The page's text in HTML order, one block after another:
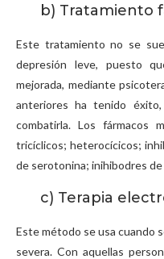
b) Tratamiento
Este tratamiento no se
depresión leve, puesto
mejorada, mediante
anteriores ha tenido
combatirla. Los fármacos
tricíclicos; heterocícicos;
de serotonina; inihibodres
c) Terapia
Este método se usa cuando
severa. Con aquellas